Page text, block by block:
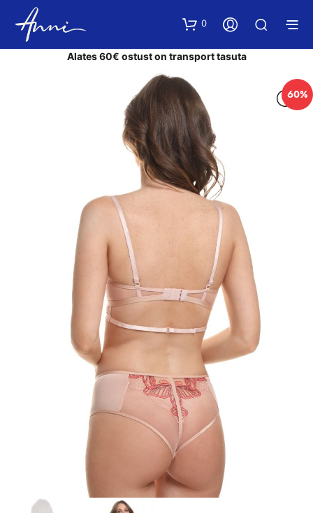
0
Alates 60€ ostust on transport tasuta
60%